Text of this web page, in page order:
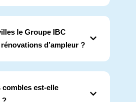
le Groupe IBC
d’ampleur ?
combles est-elle
?